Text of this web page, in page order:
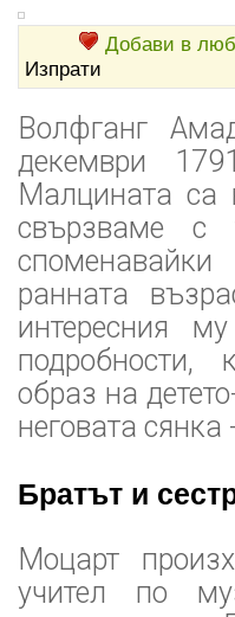
Добави в
Изпрати
Волфганг
декември
Малцината са
свързваме с
ранната
интересния
подробности,
образ на
неговата
Братът и
Моцарт
учител по